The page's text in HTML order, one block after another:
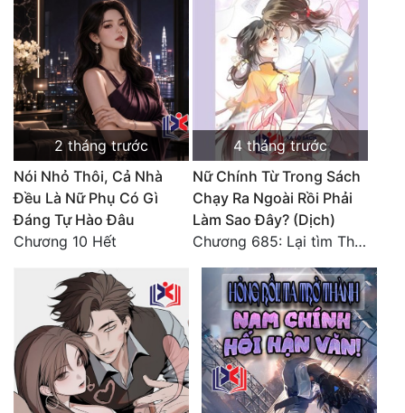
2 tháng trước
Nói Nhỏ Thôi, Cả Nhà
Đều Là Nữ Phụ Có Gì
Đáng Tự Hào Đâu
Chương 10 Hết
4 tháng trước
Nữ Chính Từ Trong Sách
Chạy Ra Ngoài Rồi Phải
Làm Sao Đây? (Dịch)
Chương 685: Lại tìm Thanh Long (1)